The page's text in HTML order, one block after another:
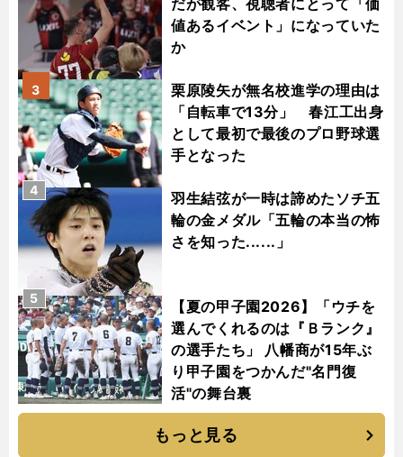
だが観客、視聴者にとって「価
値あるイベント」になっていた
か
栗原陵矢が無名校進学の理由は
「自転車で13分」 春江工出身
として最初で最後のプロ野球選
手となった
3
羽生結弦が一時は諦めたソチ五
輪の金メダル「五輪の本当の怖
さを知った......」
4
【夏の甲子園2026】「ウチを
選んでくれるのは『Ｂランク』
の選手たち」 八幡商が15年ぶ
り甲子園をつかんだ"名門復
活"の舞台裏
5
もっと見る